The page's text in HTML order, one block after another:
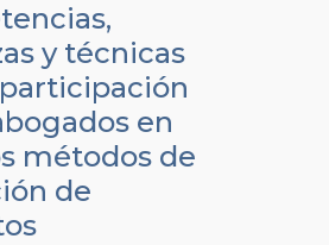
y técnicas
en
métodos de
de